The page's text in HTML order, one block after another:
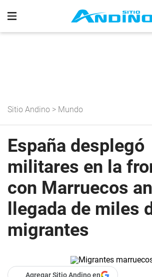
Sitio Andino > Mundo
España desplegó
militares en la
con Marruecos
llegada de miles
migrantes
Agregar Sitio Andino en